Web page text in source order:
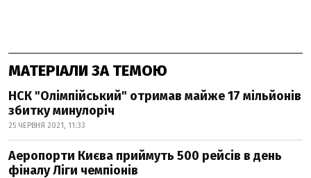
МАТЕРІАЛИ ЗА ТЕМОЮ
НСК "Олімпійський" отримав майже 17 мільйонів
збитку минулоріч
25 ЧЕРВНЯ 2021, 11:33
Аеропорти Києва приймуть 500 рейсів в день
фіналу Ліги чемпіонів